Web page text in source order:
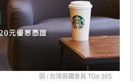
圖 / 台灣高鐵會員 TGo 365